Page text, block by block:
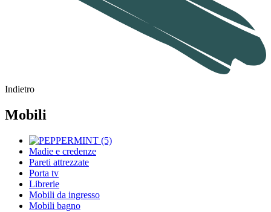
Indietro
Mobili
Madie e credenze
Pareti attrezzate
Porta tv
Librerie
Mobili da ingresso
Mobili bagno